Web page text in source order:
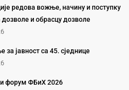
редова вожње, начину и поступку
и обрасцу дозволе
за јавност са 45. сједнице
форум ФБиХ 2026